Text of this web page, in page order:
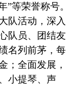
”等荣誉称号。
队活动，深入
队员、团结友
名列前茅，每
；全面发展，
小提琴、声